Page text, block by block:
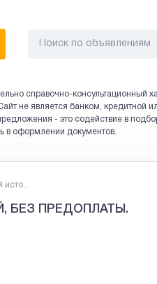
справочно-консультационный
не является банком, кредитной
- это содействие в
в оформлении документов.
БЕЗ ПРЕДОПЛАТЫ.